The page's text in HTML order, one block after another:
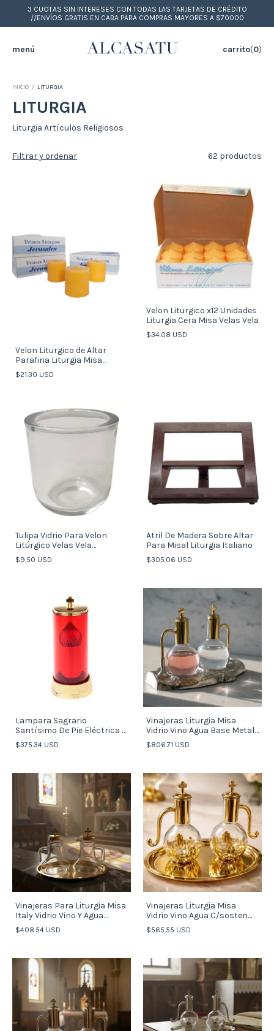
3 CUOTAS SIN INTERESES CON TODAS LAS TARJETAS DE CRÉDITO
//ENVÍOS GRATIS EN CABA PARA COMPRAS MAYORES A $70000
menú carrito(0)
INICIO / LITURGIA
LITURGIA
Liturgia Artículos Religiosos
Filtrar y ordenar 62 productos
Velon Liturgico de Altar
Parafina Liturgia Misa
Liturgia x 9un
$21.30 USD
Velon Liturgico x12 Unidades
Liturgia Cera Misa Velas Vela
$34.08 USD
Tulipa Vidrio Para Velon
Litúrgico Velas Vela
Premium
$9.50 USD
Atril De Madera Sobre Altar
Para Misal Liturgia Italiano
$305.06 USD
Lampara Sagrario
Santísimo De Pie Eléctrica A
Pila (italy)
$375.34 USD
Vinajeras Liturgia Misa
Vidrio Vino Agua Base Metal
Italy
$806.71 USD
Vinajeras Para Liturgia Misa
Italy Vidrio Vino Y Agua
200cc
$408.54 USD
Vinajeras Liturgia Misa
Vidrio Vino Agua C/sosten
Dorado
$565.55 USD